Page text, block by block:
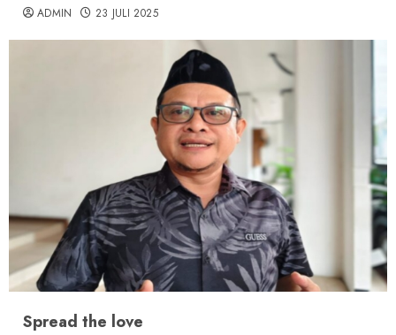
ADMIN 23 JULI 2025
Spread the love